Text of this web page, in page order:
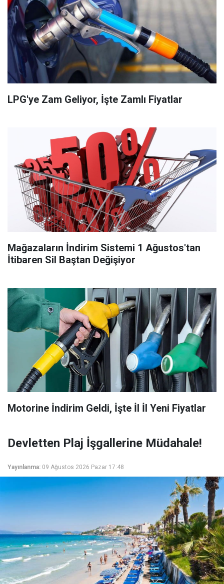
LPG'ye Zam Geliyor, İşte Zamlı Fiyatlar
Mağazaların İndirim Sistemi 1 Ağustos'tan
İtibaren Sil Baştan Değişiyor
Motorine İndirim Geldi, İşte İl İl Yeni Fiyatlar
Devletten Plaj İşgallerine Müdahale!
Yayınlanma: 09 Ağustos 2026 Pazar 17:48